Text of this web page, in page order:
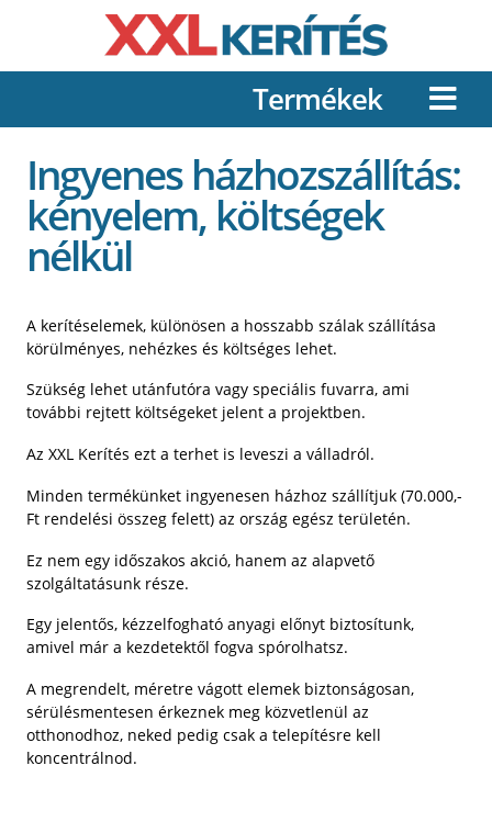
Termékek
Ingyenes házhozszállítás:
kényelem, költségek
nélkül
A kerítéselemek, különösen a hosszabb szálak szállítása
körülményes, nehézkes és költséges lehet.
Szükség lehet utánfutóra vagy speciális fuvarra, ami
további rejtett költségeket jelent a projektben.
Az XXL Kerítés ezt a terhet is leveszi a válladról.
Minden termékünket ingyenesen házhoz szállítjuk (70.000,-
Ft rendelési összeg felett) az ország egész területén.
Ez nem egy időszakos akció, hanem az alapvető
szolgáltatásunk része.
Egy jelentős, kézzelfogható anyagi előnyt biztosítunk,
amivel már a kezdetektől fogva spórolhatsz.
A megrendelt, méretre vágott elemek biztonságosan,
sérülésmentesen érkeznek meg közvetlenül az
otthonodhoz, neked pedig csak a telepítésre kell
koncentrálnod.